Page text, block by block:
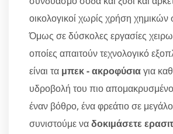
οικολογικοί χωρίς χρήση
Όμως σε δύσκολες εργασίες
οποίες απαιτούν τεχνολογικό
είναι τα μπεκ - ακροφύσιαγια
υδροβολή του πιο
έναν βόθρο, ένα φρεάτιο σε
συνιστούμε ναδοκιμάσετε